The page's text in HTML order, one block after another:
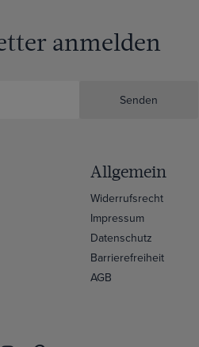
anmelden
Senden
Allgemein
Widerrufsrecht
Impressum
Datenschutz
Barrierefreiheit
AGB